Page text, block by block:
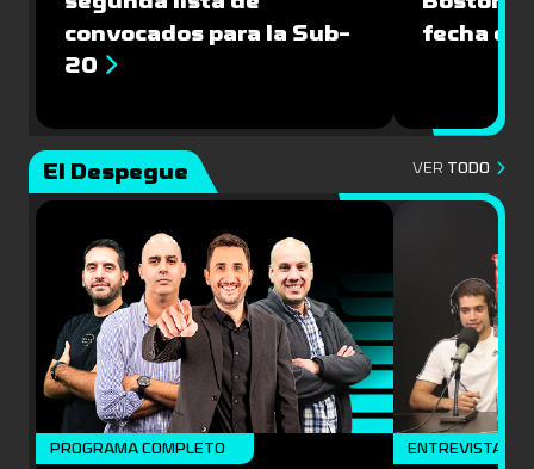
convocados para la Sub-
20
fecha
El Despegue VER TODO
PROGRAMA COMPLETO ENTREVISTAS